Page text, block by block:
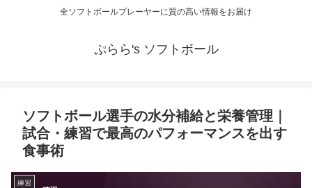
全ソフトボールプレーヤーに質の高い情報をお届け
ぷらら's ソフトボール
ソフトボール選手の水分補給と栄養管理｜
試合・練習で最高のパフォーマンスを出す
食事術
練習